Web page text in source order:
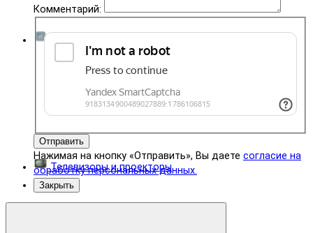
Комментарий:
Отправить
Нажимая на кнопку «Отправить», Вы даете согласие на
обработку персональных данных.
Закрыть
Комплектующие
Телевизоры и проекторы